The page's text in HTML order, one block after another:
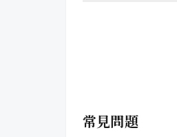
常見問題